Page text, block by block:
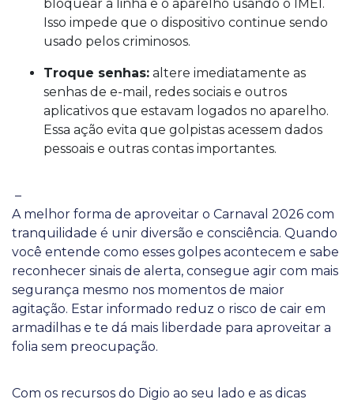
bloquear a linha e o aparelho usando o IMEI.
Isso impede que o dispositivo continue sendo
usado pelos criminosos.
Troque senhas: altere imediatamente as
senhas de e-mail, redes sociais e outros
aplicativos que estavam logados no aparelho.
Essa ação evita que golpistas acessem dados
pessoais e outras contas importantes.
–
A melhor forma de aproveitar o Carnaval 2026 com
tranquilidade é unir diversão e consciência. Quando
você entende como esses golpes acontecem e sabe
reconhecer sinais de alerta, consegue agir com mais
segurança mesmo nos momentos de maior
agitação. Estar informado reduz o risco de cair em
armadilhas e te dá mais liberdade para aproveitar a
folia sem preocupação.
Com os recursos do Digio ao seu lado e as dicas